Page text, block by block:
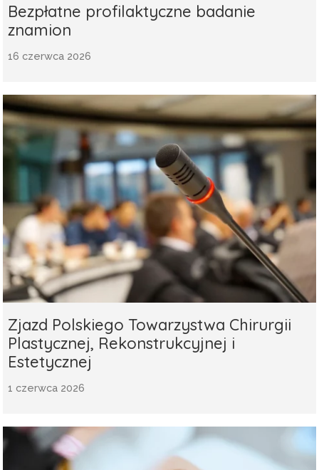
Bezpłatne profilaktyczne badanie
znamion
16 czerwca 2026
Zjazd Polskiego Towarzystwa Chirurgii
Plastycznej, Rekonstrukcyjnej i
Estetycznej
1 czerwca 2026